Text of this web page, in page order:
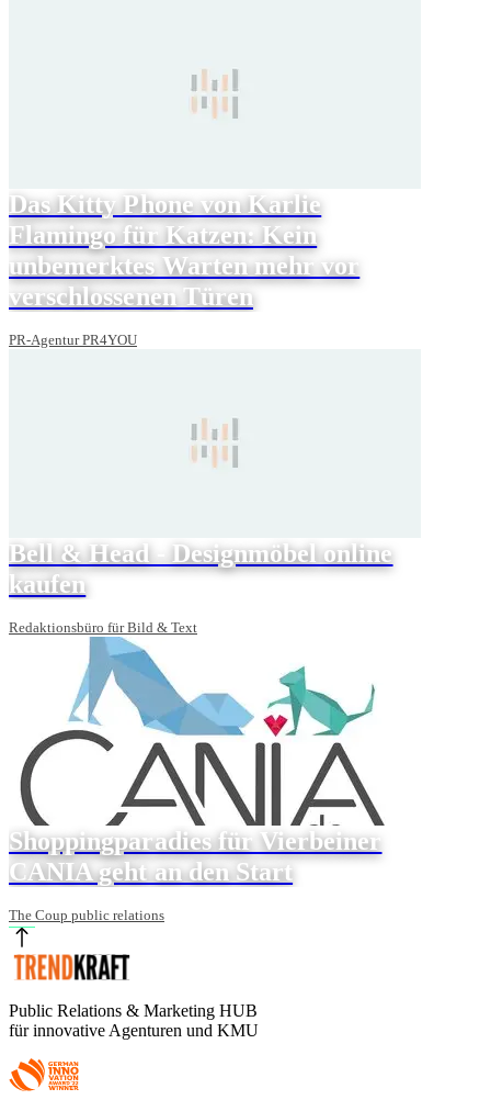
Das Kitty Phone von Karlie
Flamingo für Katzen: Kein
unbemerktes Warten mehr vor
verschlossenen Türen
PR-Agentur PR4YOU
Bell & Head - Designmöbel online
kaufen
Redaktionsbüro für Bild & Text
Shoppingparadies für Vierbeiner
CANIA geht an den Start
The Coup public relations
Public Relations & Marketing HUB
für innovative Agenturen und KMU